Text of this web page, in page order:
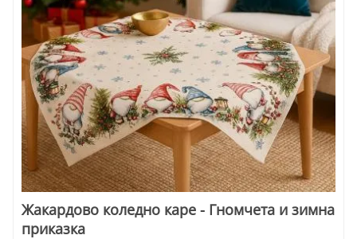
Жакардово коледно каре - Гномчета и зимна
приказка